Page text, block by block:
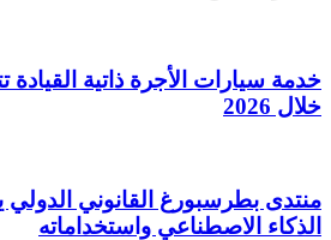
خدمة سيارات الأجرة ذاتية
خلال 2026
منتدى بطرسبورغ القانوني
الذكاء الاصطناعي واستخداماته